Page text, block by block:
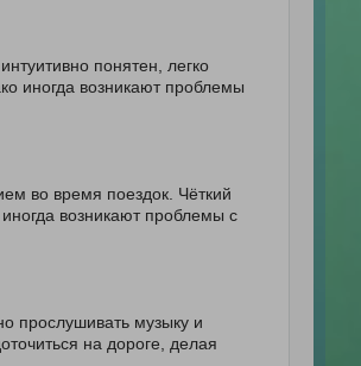
понятен, легко
иногда возникают проблемы
во время поездок. Чёткий
возникают проблемы с
прослушивать музыку и
на дороге, делая